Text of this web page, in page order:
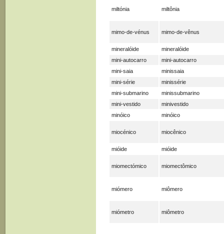
miltónia miltônia
mimo-de-vénus mimo-de-vênus
mineralóide
mineralóide
mini-autocarro
mini-autocarro
mini-saia
minissaia
mini-série
minissérie
mini-submarino
minissubmarino
mini-vestido
minivestido
minóico
minóico
miocénico miocênico
mióide mióide
miomectómico miomectômico
miómero miômero
miómetro miômetro